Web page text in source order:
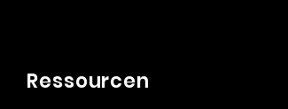
Ressourcen